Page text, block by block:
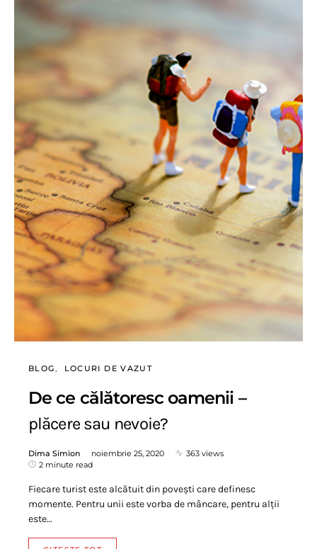
BLOG LOCURI DE VAZUT
De ce călătoresc oamenii –
plăcere sau nevoie?
Dima Simion noiembrie 25, 2020
363 views
2 minute read
Fiecare turist este alcătuit din povești care definesc
momente. Pentru unii este vorba de mâncare, pentru alții
este…